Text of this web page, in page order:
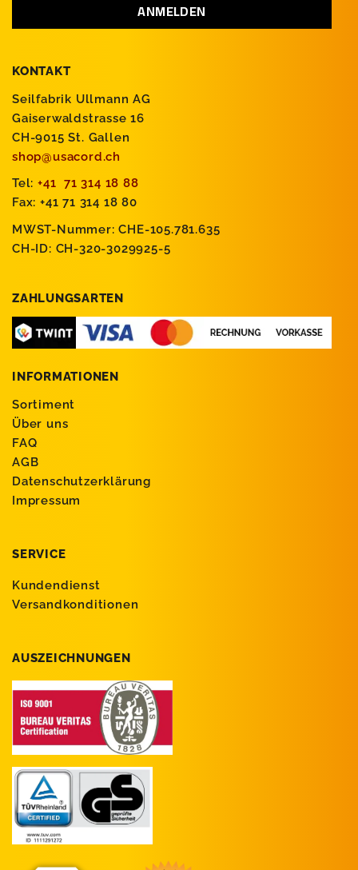
KONTAKT
Seilfabrik Ullmann AG
Gaiserwaldstrasse 16
CH-9015 St. Gallen
shop@usacord.ch
Tel: +41 71 314 18 88
Fax: +41 71 314 18 80
MWST-Nummer: CHE-105.781.635
CH-ID: CH-320-3029925-5
ZAHLUNGSARTEN
INFORMATIONEN
Sortiment
Über uns
FAQ
AGB
Datenschutzerklärung
Impressum
SERVICE
Kundendienst
Versandkonditionen
AUSZEICHNUNGEN